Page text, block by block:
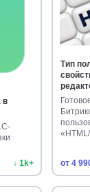
в
↓ 1k+
Тип
от 4